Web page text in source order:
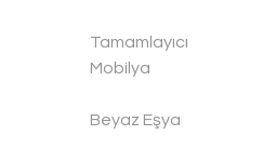
Tamamlayıcı
Mobilya
Beyaz Eşya